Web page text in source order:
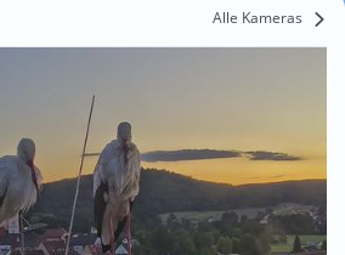
Alle Kameras